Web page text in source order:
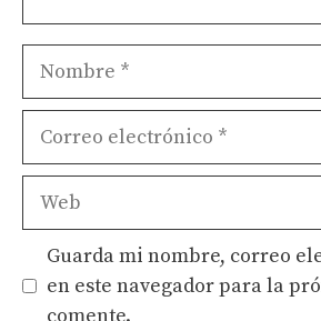
Nombre
Correo
Web
Guarda mi nombre, correo
en este navegador para la